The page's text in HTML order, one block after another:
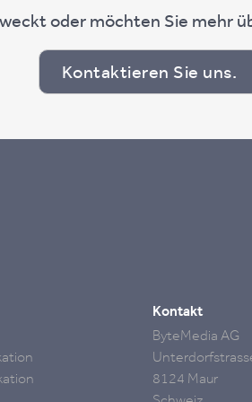
oder möch­ten Sie mehr
Kontaktieren Sie uns.
Kontakt
ByteMedia AG
8124 Maur